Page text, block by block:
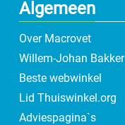
Algemeen
Over Macrovet
Willem-Johan Bakker
Beste webwinkel
Lid Thuiswinkel.org
Adviespagina`s